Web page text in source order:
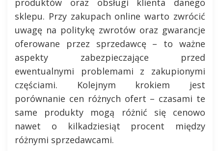
produktów oraz obsługi klienta danego
sklepu. Przy zakupach online warto zwrócić
uwagę na politykę zwrotów oraz gwarancje
oferowane przez sprzedawcę – to ważne
aspekty zabezpieczające przed
ewentualnymi problemami z zakupionymi
częściami. Kolejnym krokiem jest
porównanie cen różnych ofert – czasami te
same produkty mogą różnić się cenowo
nawet o kilkadziesiąt procent między
różnymi sprzedawcami.